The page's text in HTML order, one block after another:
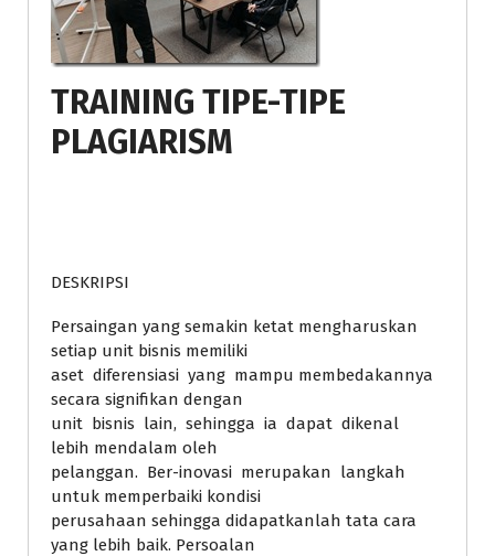
TRAINING TIPE-TIPE
PLAGIARISM
DESKRIPSI
Persaingan yang semakin ketat mengharuskan
setiap unit bisnis memiliki
aset diferensiasi yang mampu membedakannya
secara signifikan dengan
unit bisnis lain, sehingga ia dapat dikenal
lebih mendalam oleh
pelanggan. Ber-inovasi merupakan langkah
untuk memperbaiki kondisi
perusahaan sehingga didapatkanlah tata cara
yang lebih baik. Persoalan